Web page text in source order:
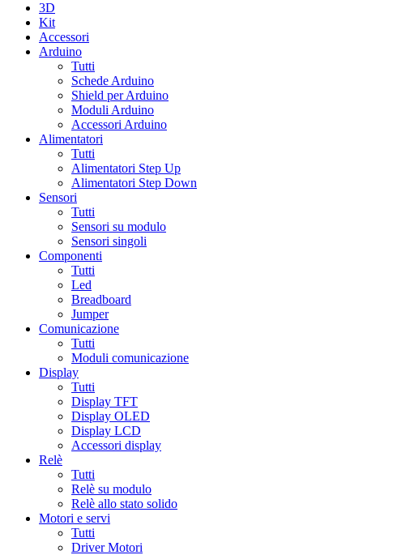
3D
Kit
Accessori
Arduino
Tutti
Schede Arduino
Shield per Arduino
Moduli Arduino
Accessori Arduino
Alimentatori
Tutti
Alimentatori Step Up
Alimentatori Step Down
Sensori
Tutti
Sensori su modulo
Sensori singoli
Componenti
Tutti
Led
Breadboard
Jumper
Comunicazione
Tutti
Moduli comunicazione
Display
Tutti
Display TFT
Display OLED
Display LCD
Accessori display
Relè
Tutti
Relè su modulo
Relè allo stato solido
Motori e servi
Tutti
Driver Motori